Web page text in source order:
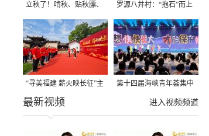
立秋了！啃秋、贴秋膘、
晒秋，福建人这样过才够
味→
罗源八井村：“抱石”而上
“寻美福建 薪火映长征”主
题活动在龙岩长汀启动
第十四届海峡青年荟集中
阶段活动在福州举行
进入视频频道
最新视频